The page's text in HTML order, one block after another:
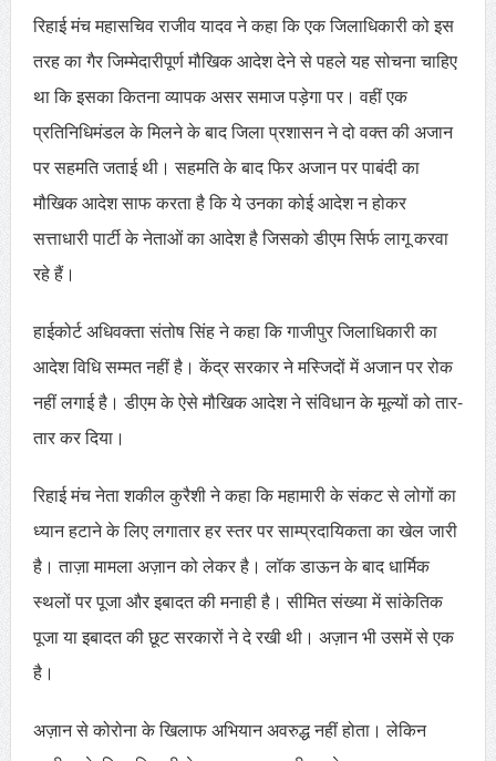
रिहाई मंच महासचिव राजीव यादव ने कहा कि एक जिलाधिकारी को इस
तरह का गैर जिम्मेदारीपूर्ण मौखिक आदेश देने से पहले यह सोचना चाहिए
था कि इसका कितना व्यापक असर समाज पड़ेगा पर। वहीं एक
प्रतिनिधिमंडल के मिलने के बाद जिला प्रशासन ने दो वक्त की अजान
पर सहमति जताई थी। सहमति के बाद फिर अजान पर पाबंदी का
मौखिक आदेश साफ करता है कि ये उनका कोई आदेश न होकर
सत्ताधारी पार्टी के नेताओं का आदेश है जिसको डीएम सिर्फ लागू करवा
रहे हैं।
हाईकोर्ट अधिवक्ता संतोष सिंह ने कहा कि गाजीपुर जिलाधिकारी का
आदेश विधि सम्मत नहीं है। केंद्र सरकार ने मस्जिदों में अजान पर रोक
नहीं लगाई है। डीएम के ऐसे मौखिक आदेश ने संविधान के मूल्यों को तार-
तार कर दिया।
रिहाई मंच नेता शकील कुरैशी ने कहा कि महामारी के संकट से लोगों का
ध्यान हटाने के लिए लगातार हर स्तर पर साम्प्रदायिकता का खेल जारी
है। ताज़ा मामला अज़ान को लेकर है। लॉक डाऊन के बाद धार्मिक
स्थलों पर पूजा और इबादत की मनाही है। सीमित संख्या में सांकेतिक
पूजा या इबादत की छूट सरकारों ने दे रखी थी। अज़ान भी उसमें से एक
है।
अज़ान से कोरोना के खिलाफ अभियान अवरुद्ध नहीं होता। लेकिन